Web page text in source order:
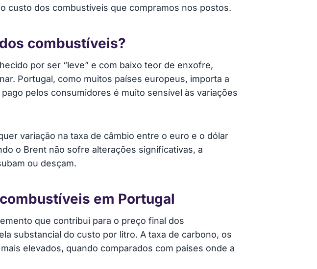
custo dos combustíveis que compramos nos postos.
combustíveis?
por ser “leve” e com baixo teor de enxofre,
Portugal, como muitos países europeus, importa a
pelos consumidores é muito sensível às variações
variação na taxa de câmbio entre o euro e o dólar
o Brent não sofre alterações significativas, a
ou desçam.
em Portugal
que contribui para o preço final dos
substancial do custo por litro. A taxa de carbono, os
elevados, quando comparados com países onde a